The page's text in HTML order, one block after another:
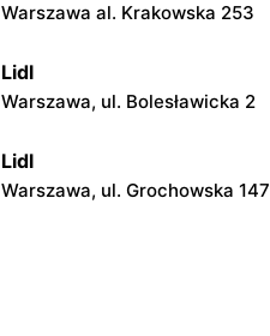
Warszawa al. Krakowska 253
Lidl
Warszawa, ul. Bolesławicka 2
Lidl
Warszawa, ul. Grochowska 147